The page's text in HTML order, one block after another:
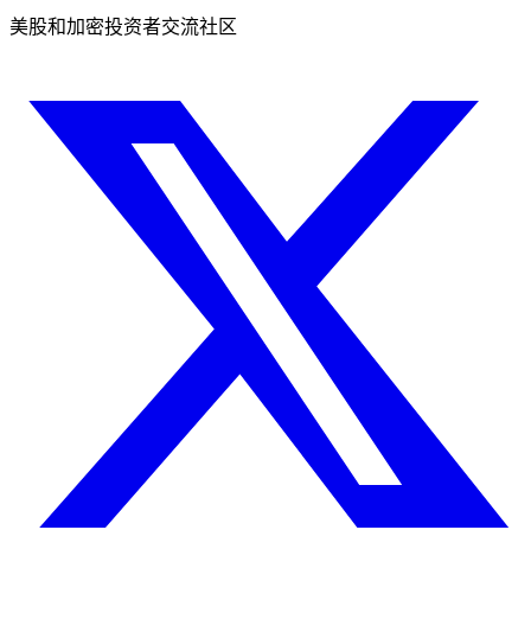
美股和加密投资者交流社区